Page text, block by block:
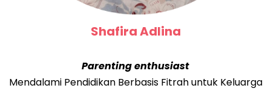
Shafira Adlina
Parenting enthusiast
Mendalami Pendidikan Berbasis Fitrah untuk Keluarga